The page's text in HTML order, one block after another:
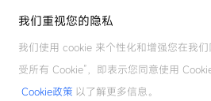
我们重视您的隐私
我们使用 cookie 来个性化和增强您在我
受所有 Cookie”，即表示您同意使用
Cookie政策 以了解更多信息。